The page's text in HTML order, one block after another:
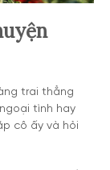
trai thẳng
tình hay
cô ấy và hỏi